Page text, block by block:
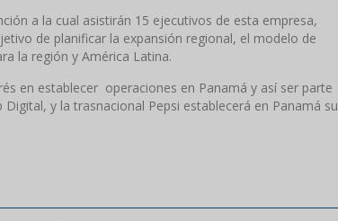
a la cual asistirán 15 ejecutivos de esta empresa,
de planificar la expansión regional, el modelo de
la región y América Latina.
en establecer operaciones en Panamá y así ser parte
y la trasnacional Pepsi establecerá en Panamá su